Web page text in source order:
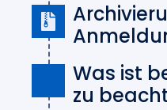
Was ist
zu